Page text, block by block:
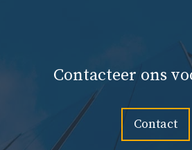
Contacteer ons
Contact